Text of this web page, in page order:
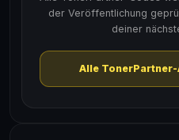
der Veröffentlichung
deiner
Alle